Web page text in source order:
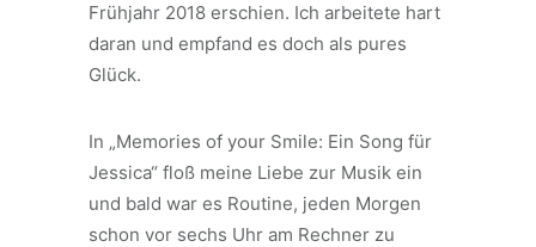
Frühjahr 2018 erschien. Ich arbeitete hart
daran und empfand es doch als pures
Glück.
In „Memories of your Smile: Ein Song für
Jessica“ floß meine Liebe zur Musik ein
und bald war es Routine, jeden Morgen
schon vor sechs Uhr am Rechner zu